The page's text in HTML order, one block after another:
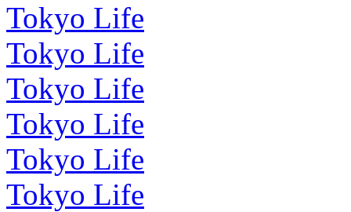
Tokyo Life
Tokyo Life
Tokyo Life
Tokyo Life
Tokyo Life
Tokyo Life